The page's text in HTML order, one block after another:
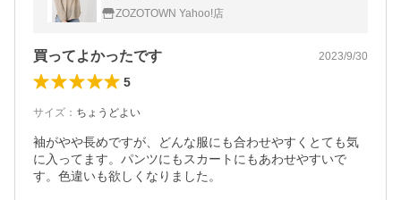
ZOZOTOWN Yahoo!店
買ってよかったです 2023/9/30
5
サイズ ： ちょうどよい
袖がやや長めですが、どんな服にも合わせやすくとても気
に入ってます。パンツにもスカートにもあわせやすいで
す。色違いも欲しくなりました。